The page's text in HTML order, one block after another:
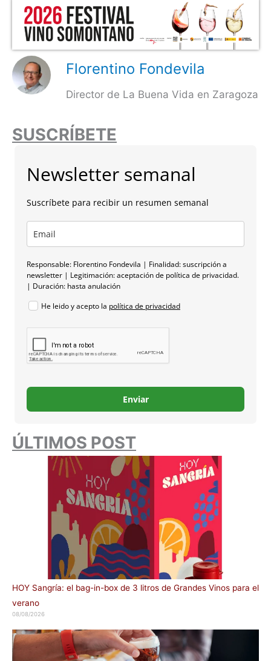
Florentino Fondevila
Director de La Buena Vida en Zaragoza
SUSCRÍBETE
Newsletter semanal
Suscríbete para recibir un resumen semanal
Responsable: Florentino Fondevila | Finalidad: suscripción a
newsletter | Legitimación: aceptación de política de privacidad.
| Duración: hasta anulación
He leido y acepto la política de privacidad
Enviar
ÚLTIMOS POST
HOY Sangría: el bag-in-box de 3 litros de Grandes Vinos para el
verano
08/08/2026